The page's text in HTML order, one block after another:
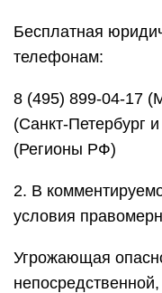
Бесплатная
телефонам:
8 (495) 899-04-17
(Санкт-Петербург
(Регионы РФ)
2. В
условия
Угрожающая